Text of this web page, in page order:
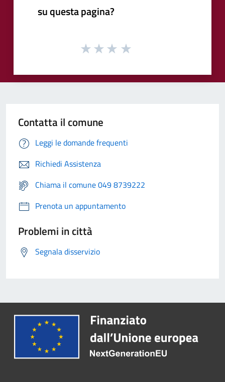
su questa pagina?
Contatta il comune
Leggi le domande frequenti
Richiedi Assistenza
Chiama il comune 049 8739222
Prenota un appuntamento
Problemi in città
Segnala disservizio